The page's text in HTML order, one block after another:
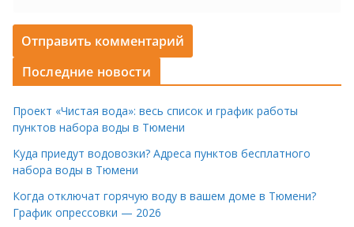
Последние новости
Проект «Чистая вода»: весь список и график работы
пунктов набора воды в Тюмени
Куда приедут водовозки? Адреса пунктов бесплатного
набора воды в Тюмени
Когда отключат горячую воду в вашем доме в Тюмени?
График опрессовки — 2026